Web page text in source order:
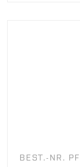
BEST.-NR.